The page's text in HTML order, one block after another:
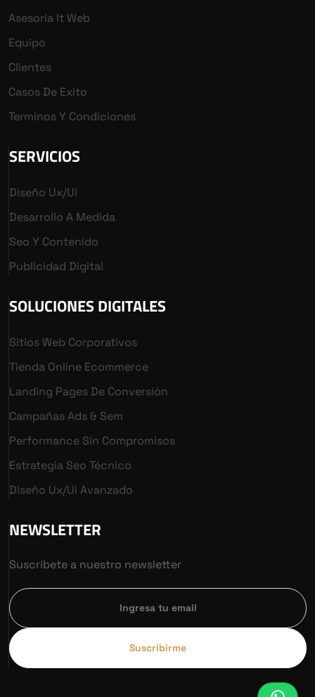
Asesoria It Web
Equipo
Clientes
Casos De Exito
Terminos Y Condiciones
SERVICIOS
Diseño Ux/ui
Desarrollo A Medida
Seo Y Contenido
Publicidad Digital
SOLUCIONES DIGITALES
Sitios Web Corporativos
Tienda Online Ecommerce
Landing Pages De Conversión
Campañas Ads & Sem
Performance Sin Compromisos
Estrategia Seo Técnico
Diseño Ux/ui Avanzado
NEWSLETTER
Suscríbete a nuestro newsletter
Suscribirme